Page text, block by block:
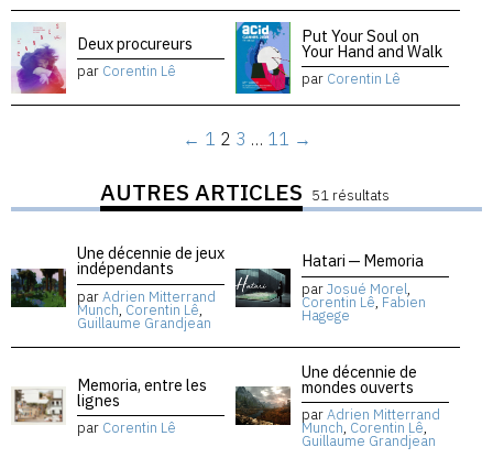
Deux procureurs
par Corentin Lê
Put Your Soul on
Your Hand and Walk
par Corentin Lê
← 1 2 3 … 11 →
AUTRES ARTICLES 51 résultats
Une décennie de jeux
indépendants
parAdrien Mitterrand
Munch, Corentin Lê,
Guillaume Grandjean
Hatari — Memoria
parJosué Morel,
Corentin Lê, Fabien
Hagege
Memoria, entre les
lignes
par Corentin Lê
Une décennie de
mondes ouverts
parAdrien Mitterrand
Munch, Corentin Lê,
Guillaume Grandjean